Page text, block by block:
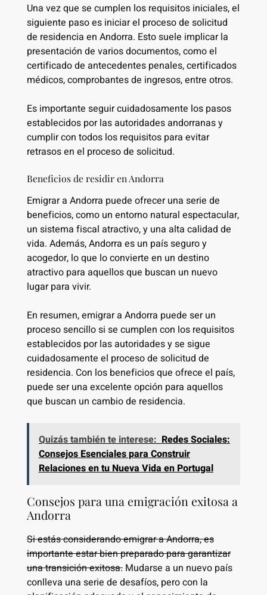
Una vez que se cumplen los requisitos iniciales, el
siguiente paso es iniciar el proceso de solicitud
de residencia en Andorra. Esto suele implicar la
presentación de varios documentos, como el
certificado de antecedentes penales, certificados
médicos, comprobantes de ingresos, entre otros.
Es importante seguir cuidadosamente los pasos
establecidos por las autoridades andorranas y
cumplir con todos los requisitos para evitar
retrasos en el proceso de solicitud.
Beneficios de residir en Andorra
Emigrar a Andorra puede ofrecer una serie de
beneficios, como un entorno natural espectacular,
un sistema fiscal atractivo, y una alta calidad de
vida. Además, Andorra es un país seguro y
acogedor, lo que lo convierte en un destino
atractivo para aquellos que buscan un nuevo
lugar para vivir.
En resumen, emigrar a Andorra puede ser un
proceso sencillo si se cumplen con los requisitos
establecidos por las autoridades y se sigue
cuidadosamente el proceso de solicitud de
residencia. Con los beneficios que ofrece el país,
puede ser una excelente opción para aquellos
que buscan un cambio de residencia.
Quizás también te interese: Redes Sociales:
Consejos Esenciales para Construir
Relaciones en tu Nueva Vida en Portugal
Consejos para una emigración exitosa a
Andorra
Si estás considerando emigrar a Andorra, es
importante estar bien preparado para garantizar
una transición exitosa.Mudarse a un nuevo país
conlleva una serie de desafíos, pero con la